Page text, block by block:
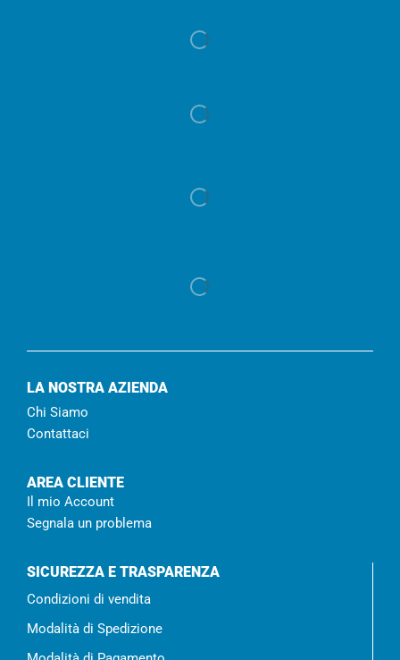
LA NOSTRA AZIENDA
Chi Siamo
Contattaci
AREA CLIENTE
Il mio Account
Segnala un problema
SICUREZZA E TRASPARENZA
Condizioni di vendita
Modalità di Spedizione